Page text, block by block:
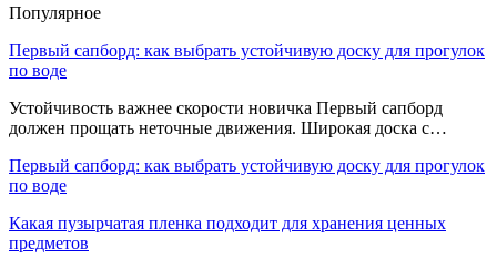
Популярное
Первый сапборд: как выбрать устойчивую доску для прогулок
по воде
Устойчивость важнее скорости новичка Первый сапборд
должен прощать неточные движения. Широкая доска с…
Первый сапборд: как выбрать устойчивую доску для прогулок
по воде
Какая пузырчатая пленка подходит для хранения ценных
предметов